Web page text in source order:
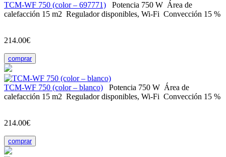
ТСМ-WF 750 (color – 697771) Potencia 750 W Área de
calefacción 15 m2 Regulador disponibles, Wi-Fi Convección 15 %
214.00€
comprar
ТСМ-WF 750 (color – blanco) Potencia 750 W Área de
calefacción 15 m2 Regulador disponibles, Wi-Fi Convección 15 %
214.00€
comprar